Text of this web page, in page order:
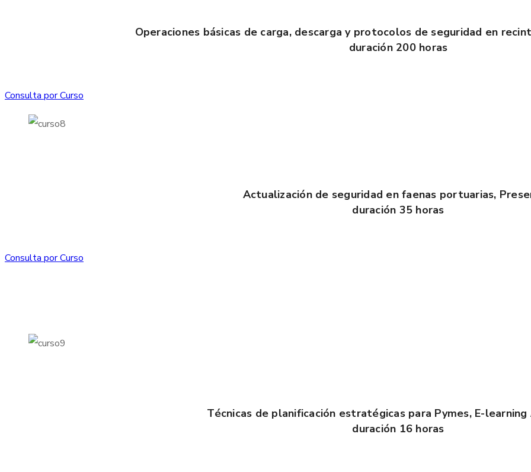
Operaciones básicas de carga, descarga y protocolos de seguridad en
duración 200 horas
Consulta por Curso
Actualización de seguridad en faenas portuarias,
duración 35 horas
Consulta por Curso
Técnicas de planificación estratégicas para Pymes, E-learning
duración 16 horas